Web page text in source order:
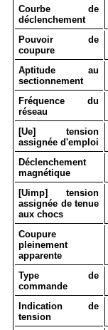
Courbe de
déclenchement
Pouvoir de
coupure
Aptitude au
sectionnement
Fréquence du
réseau
[Ue] tension
assignée d'emploi
Déclenchement
magnétique
[Uimp] tension
assignée de tenue
aux chocs
Coupure
pleinement
apparente
Type de
commande
Indication de
tension